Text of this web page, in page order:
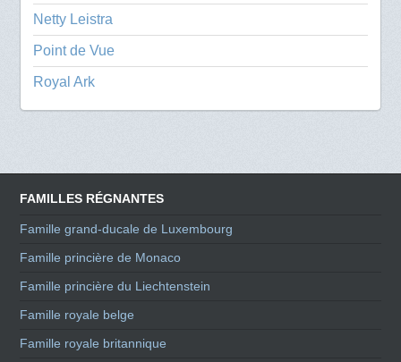
Netty Leistra
Point de Vue
Royal Ark
FAMILLES RÉGNANTES
Famille grand-ducale de Luxembourg
Famille princière de Monaco
Famille princière du Liechtenstein
Famille royale belge
Famille royale britannique